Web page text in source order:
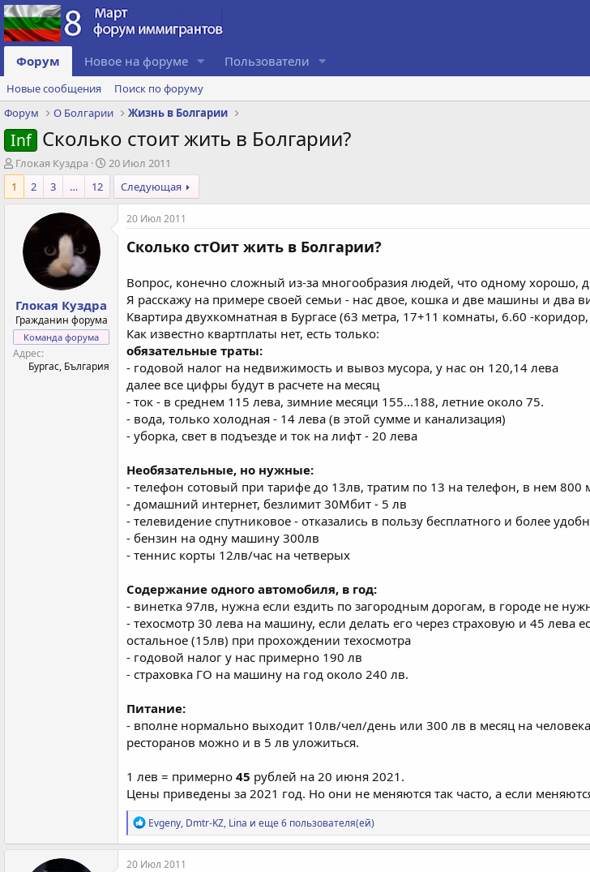
Форум Новое на форуме Пользователи
Новые сообщения
Поиск по форуму
Форум
О Болгарии Жизнь в Болгарии
Inf Сколько стоит жить в Болгарии?
А
в
т
Глокая Куздра
Д
а
20 Июл 2011
1
2 3 … 12 Следующая
Глокая Куздра
Гражданин форума
Команда форума
Адрес
Бургас, България
20 Июл 2011
Сколько стОит жить в Болгарии?
Вопрос, конечно сложный из-за многообразия людей, что одному хорошо,
Я расскажу на примере своей семьи - нас двое, кошка и две машины и два
Квартира двухкомнатная в Бургасе (63 метра, 17+11 комнаты, 6.60 -
Как известно квартплаты нет, есть только:
обязательные траты:
- годовой налог на недвижимость и вывоз мусора, у нас он 120,14 лева
далее все цифры будут в расчете на месяц
- ток - в среднем 115 лева, зимние месяци 155...188, летние около 75.
- вода, только холодная - 14 лева (в этой сумме и канализация)
- уборка, свет в подъезде и ток на лифт - 20 лева
Необязательные, но нужные:
- телефон сотовый при тарифе до 13лв, тратим по 13 на телефон, в нем 800
- домашний интернет, безлимит 30Мбит - 5 лв
- телевидение спутниковое - отказались в пользу бесплатного и более
- бензин на одну машину 300лв
- теннис корты 12лв/час на четверых
Содержание одного автомобиля, в год:
- винетка 97лв, нужна если ездить по загородным дорогам, в городе не
- техосмотр 30 лева на машину, если делать его через страховую и 45
остальное (15лв) при прохождении техосмотра
- годовой налог у нас примерно 190 лв
- страховка ГО на машину на год около 240 лв.
Питание:
- вполне нормально выходит 10лв/чел/день или 300 лв в месяц на
ресторанов можно и в 5 лв уложиться.
1 лев = примерно 45 рублей на 20 июня 2021.
Цены приведены за 2021 год. Но они не меняются так часто, а если
Р
е
а
к
Evgeny, Dmtr-KZ, Lina и еще 6 пользователя(ей)
20 Июл 2011